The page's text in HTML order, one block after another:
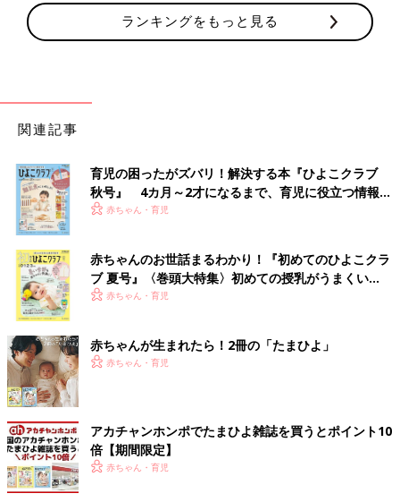
ランキングをもっと見る
関連記事
育児の困ったがズバリ！解決する本『ひよこクラブ
秋号』 4カ月～2才になるまで、育児に役立つ情報が
いっぱい！
赤ちゃん・育児
赤ちゃんのお世話まるわかり！『初めてのひよこクラ
ブ 夏号』〈巻頭大特集〉初めての授乳がうまくい
く！ おっぱい・ミルクの基本と夏のトラブル 解決テ
赤ちゃん・育児
赤ちゃんが生まれたら！2冊の「たまひよ」
赤ちゃん・育児
アカチャンホンポでたまひよ雑誌を買うとポイント10
倍【期間限定】
赤ちゃん・育児